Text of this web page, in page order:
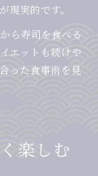
現実的です。
ら寿司を食べる
エットも続けや
った食事術を見
楽しむ